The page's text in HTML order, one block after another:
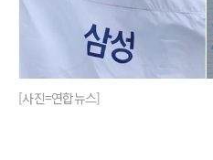
[사진=연합뉴스]